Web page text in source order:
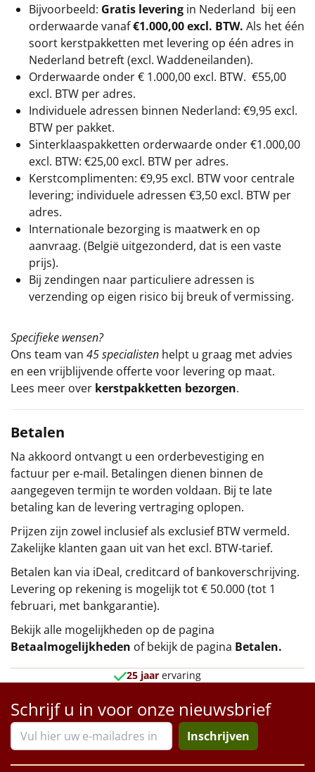
Bijvoorbeeld: Gratis levering in Nederland bij een
orderwaarde vanaf€1.000,00 excl. BTW. Als het één
soort kerstpakketten met levering op één adres in
Nederland betreft (excl. Waddeneilanden).
Orderwaarde onder € 1.000,00 excl. BTW. €55,00
excl. BTW per adres.
Individuele adressen binnen Nederland: €9,95 excl.
BTW per pakket.
Sinterklaaspakketten orderwaarde onder €1.000,00
excl. BTW: €25,00 excl. BTW per adres.
Kerstcomplimenten: €9,95 excl. BTW voor centrale
levering; individuele adressen €3,50 excl. BTW per
adres.
Internationale bezorging is maatwerk en op
aanvraag. (België uitgezonderd, dat is een vaste
prijs).
Bij zendingen naar particuliere adressen is
verzending op eigen risico bij breuk of vermissing.
Specifieke wensen?
Ons team van 45 specialisten helpt u graag met advies
en een vrijblijvende offerte voor levering op maat.
Lees meer over kerstpakketten bezorgen.
Betalen
Na akkoord ontvangt u een orderbevestiging en
factuur per e-mail. Betalingen dienen binnen de
aangegeven termijn te worden voldaan. Bij te late
betaling kan de levering vertraging oplopen.
Prijzen zijn zowel inclusief als exclusief BTW vermeld.
Zakelijke klanten gaan uit van het excl. BTW-tarief.
Betalen kan via iDeal, creditcard of bankoverschrijving.
Levering op rekening is mogelijk tot € 50.000 (tot 1
februari, met bankgarantie).
Bekijk alle mogelijkheden op de pagina
Betaalmogelijkheden of bekijk de pagina Betalen.
25 jaar ervaring
Schrijf u in voor onze nieuwsbrief
Inschrijven